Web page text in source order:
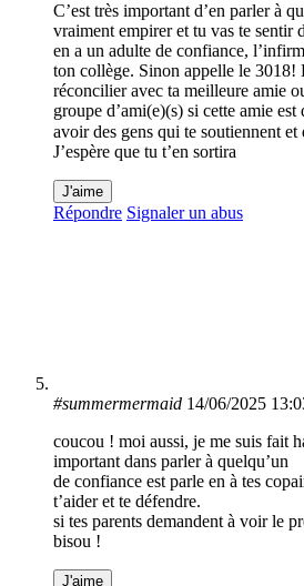
C’est très important d’en parler à
vraiment empirer et tu vas te sentir
en a un adulte de confiance,
ton collège. Sinon appelle le 3018!
réconcilier avec ta meilleure amie
groupe d’ami(e)(s) si cette amie
avoir des gens qui te soutiennent
J’espère que tu t’en sortira
J'aime
Répondre Signaler un abus
#summermermaid 14/06/2025
coucou ! moi aussi, je me suis fait
important dans parler à quelqu’un
de confiance est parle en à tes
t’aider et te défendre.
si tes parents demandent à voir le
bisou !
J'aime